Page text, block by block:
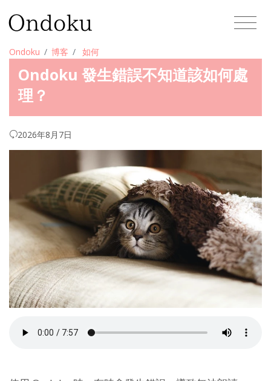
Ondoku 博客 如何
Ondoku 發生錯誤不知道該如何處
理？
2026年8月7日